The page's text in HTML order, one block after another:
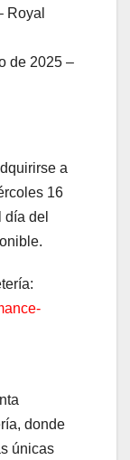
Royal
de 2025 –
a
16
día del
donde
únicas